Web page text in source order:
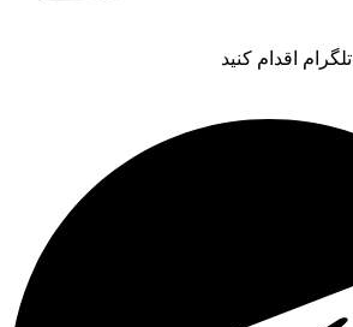
اقدام کنید